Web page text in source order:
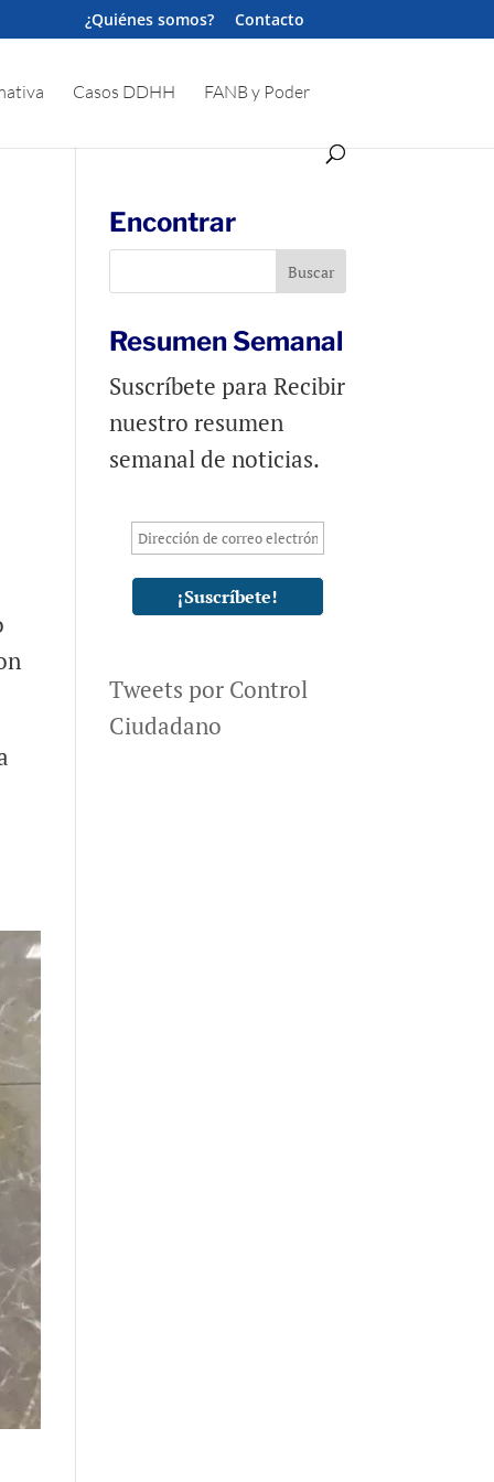
¿Quiénes somos? Contacto
Casos DDHH FANB y Poder
Encontrar
Resumen Semanal
Suscríbete para Recibir
nuestro resumen
semanal de noticias.
Tweets por Control
Ciudadano